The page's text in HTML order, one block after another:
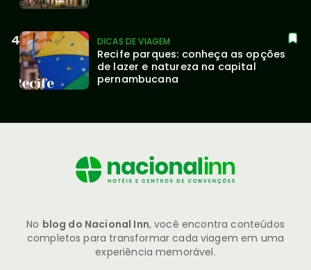
DICAS DE VIAGEM
Recife parques: conheça as opções
de lazer e natureza na capital
pernambucana
No blog do Nacional Inn, você encontra conteúdos
completos para transformar cada viagem em uma
experiência memorável.